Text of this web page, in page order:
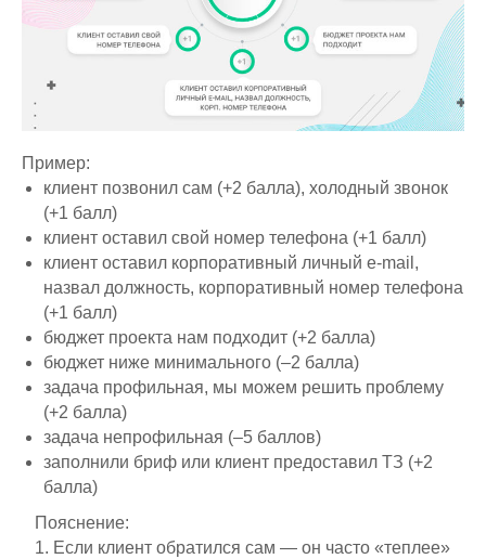
Пример:
клиент позвонил сам (+2 балла), холодный звонок
(+1 балл)
клиент оставил свой номер телефона (+1 балл)
клиент оставил корпоративный личный e-mail,
назвал должность, корпоративный номер телефона
(+1 балл)
бюджет проекта нам подходит (+2 балла)
бюджет ниже минимального (–2 балла)
задача профильная, мы можем решить проблему
(+2 балла)
задача непрофильная (–5 баллов)
заполнили бриф или клиент предоставил ТЗ (+2
балла)
⠀Пояснение:
⠀1. Если клиент обратился сам — он часто «теплее»